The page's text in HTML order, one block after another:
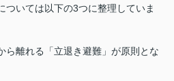
ついては以下の3つに整理していま
離れる「立退き避難」が原則とな